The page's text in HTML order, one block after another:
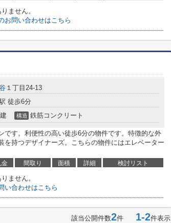
ません。
問い合わせはこちら
１丁目24-13
徒歩6分
構造 鉄筋コンクリート
です。利便性の高い徒歩6分の物件です。特徴的な外
を持つデザイナーズ。こちらの物件にはエレベーター
金 間取り 面積 詳細 検討リスト
ません。
い合わせはこちら
該当公開件数2件 1-2件表示